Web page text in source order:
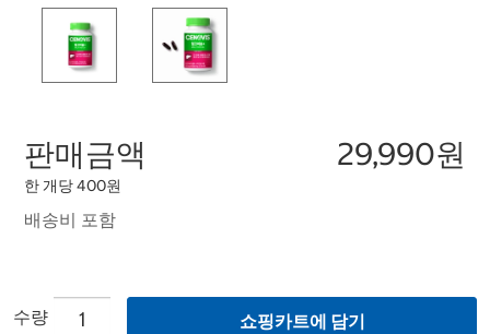
판매금액 29,990원
한 개당 400원
배송비 포함
수량 쇼핑카트에 담기